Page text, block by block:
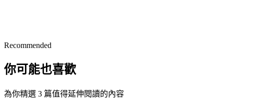
Recommended
你可能也喜歡
為你精選 3 篇值得延伸閱讀的內容